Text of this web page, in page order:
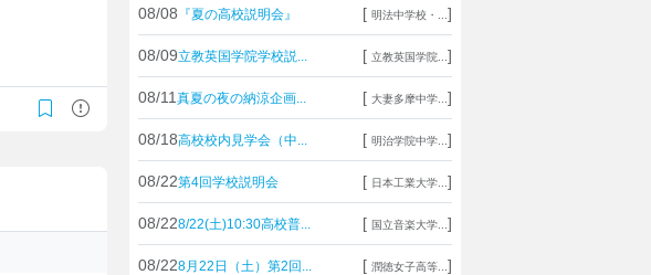
08/08 『夏の高校説明会』 [ 明法中学校・... ]
08/09立教英国学院学校説... [ 立教英国学院... ]
08/11 真夏の夜の納涼企画... [ 大妻多摩中学... ]
08/18高校校内見学会（中... [ 明治学院中学... ]
08/22第4回学校説明会 [ 日本工業大学... ]
08/228/22(土)10:30高校普... [ 国立音楽大学... ]
08/228月22日（土）第2回... [ 潤徳女子高等... ]